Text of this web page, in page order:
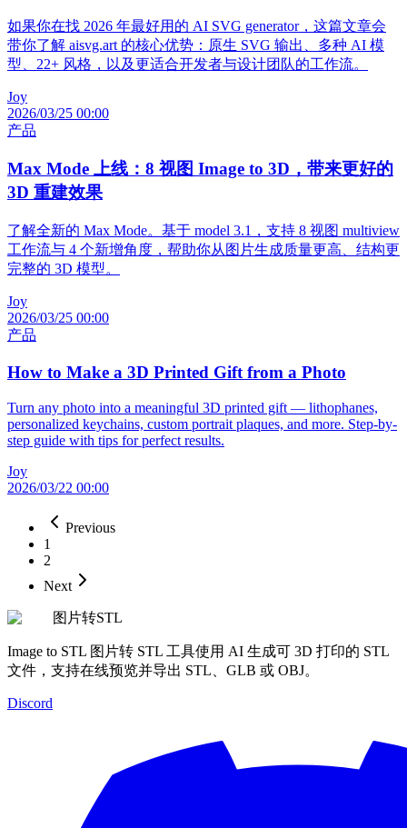
如果你在找 2026 年最好用的 AI SVG generator，这篇文章会
带你了解 aisvg.art 的核心优势：原生 SVG 输出、多种 AI 模
型、22+ 风格，以及更适合开发者与设计团队的工作流。
Joy
2026/03/25 00:00
产品
Max Mode 上线：8 视图 Image to 3D，带来更好的
3D 重建效果
了解全新的 Max Mode。基于 model 3.1，支持 8 视图 multiview
工作流与 4 个新增角度，帮助你从图片生成质量更高、结构更
完整的 3D 模型。
Joy
2026/03/25 00:00
产品
How to Make a 3D Printed Gift from a Photo
Turn any photo into a meaningful 3D printed gift — lithophanes,
personalized keychains, custom portrait plaques, and more. Step-by-
step guide with tips for perfect results.
Joy
2026/03/22 00:00
Previous
1
2
Next
图片转STL
Image to STL 图片转 STL 工具使用 AI 生成可 3D 打印的 STL
文件，支持在线预览并导出 STL、GLB 或 OBJ。
Discord